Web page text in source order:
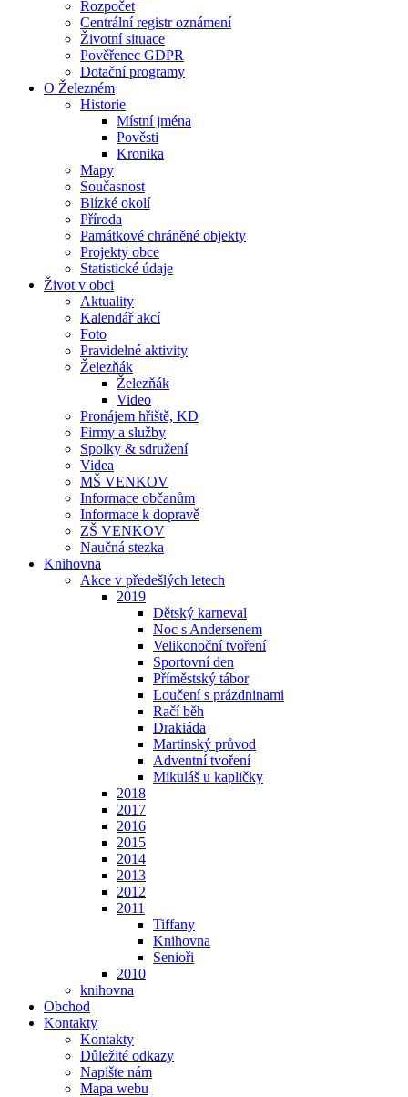
Rozpočet
Centrální registr oznámení
Životní situace
Pověřenec GDPR
Dotační programy
O Železném
Historie
Místní jména
Pověsti
Kronika
Mapy
Současnost
Blízké okolí
Příroda
Památkové chráněné objekty
Projekty obce
Statistické údaje
Život v obci
Aktuality
Kalendář akcí
Foto
Pravidelné aktivity
Železňák
Železňák
Video
Pronájem hřiště, KD
Firmy a služby
Spolky & sdružení
Videa
MŠ VENKOV
Informace občanům
Informace k dopravě
ZŠ VENKOV
Naučná stezka
Knihovna
Akce v předešlých letech
2019
Dětský karneval
Noc s Andersenem
Velikonoční tvoření
Sportovní den
Příměstský tábor
Loučení s prázdninami
Račí běh
Drakiáda
Martinský průvod
Adventní tvoření
Mikuláš u kapličky
2018
2017
2016
2015
2014
2013
2012
2011
Tiffany
Knihovna
Senioři
2010
knihovna
Obchod
Kontakty
Kontakty
Důležité odkazy
Napište nám
Mapa webu